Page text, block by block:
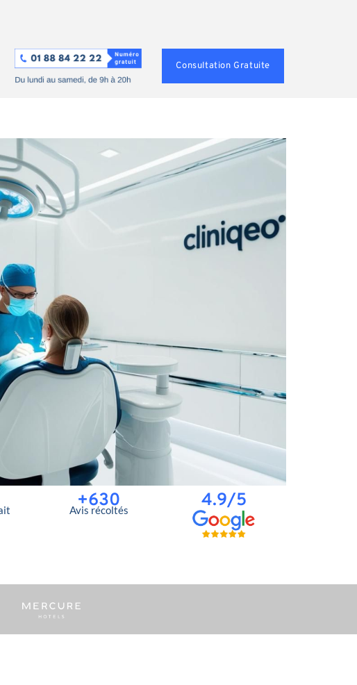
Consultation Gratuite
+630
Avis récoltés 4.9/5